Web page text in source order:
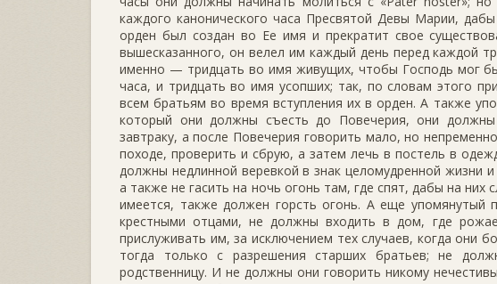
каждого канонического часа Пресвятой Девы Марии,
орден был создан во Ее имя и прекратит свое
вышесказанного, он велел им каждый день перед каждой
именно — тридцать во имя живущих, чтобы Господь мог
часа, и тридцать во имя усопших; так, по словам этого
всем братьям во время вступления их в орден. А также
который они должны съесть до Повечерия, они должны
завтраку, а после Повечерия говорить мало, но
походе, проверить и сбрую, а затем лечь в постель в
должны недлинной веревкой в знак целомудренной жизни
а также не гасить на ночь огонь там, где спят, дабы на них
имеется, также должен горсть огонь. А еще
крестными отцами, не должны входить в дом, где
прислуживать им, за исключением тех случаев, когда они
тогда только с разрешения старших братьев; не
родственницу. И не должны они говорить никому